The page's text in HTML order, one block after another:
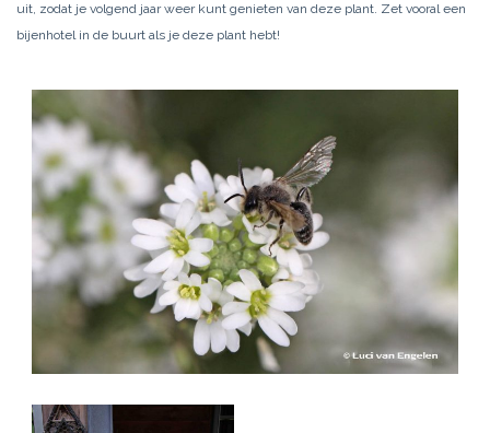
uit, zodat je volgend jaar weer kunt genieten van deze plant. Zet vooral een
bijenhotel in de buurt als je deze plant hebt!